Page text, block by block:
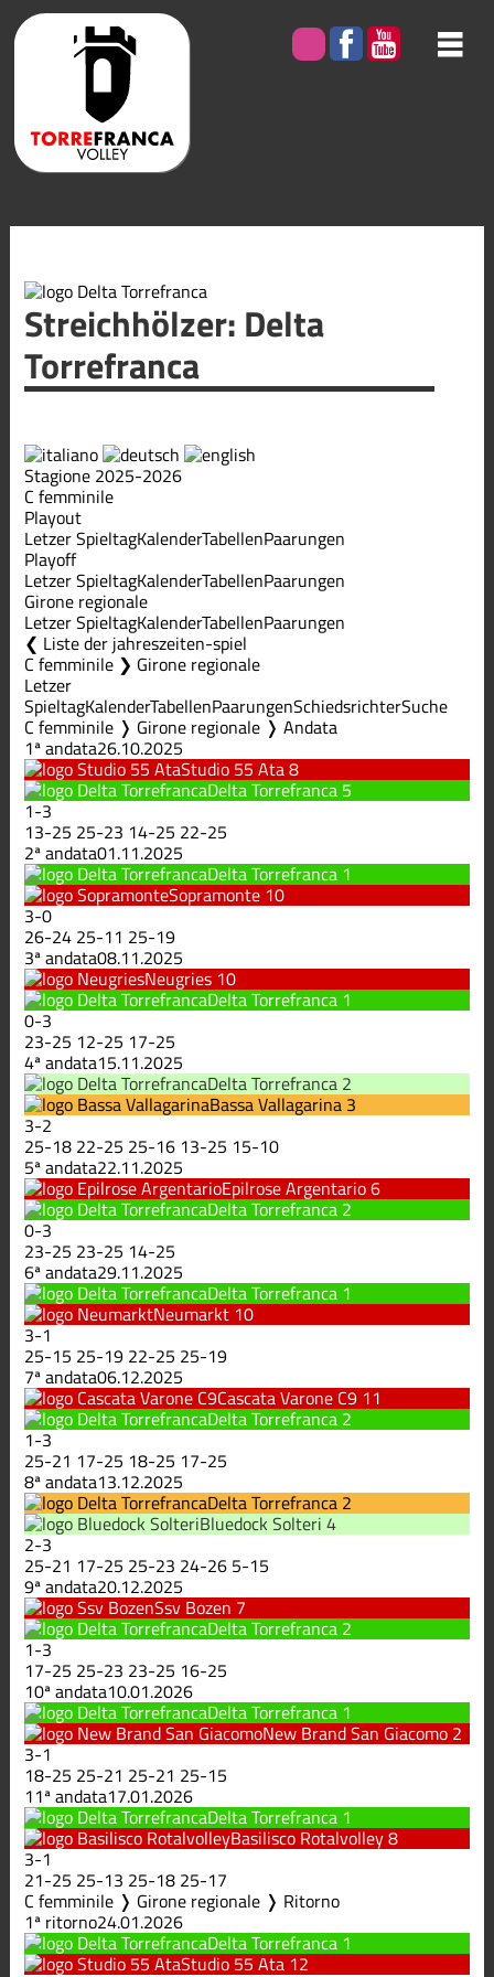
Streichhölzer: Delta
Torrefranca
Stagione 2025-2026
C femminile
Playout
Letzer SpieltagKalenderTabellenPaarungen
Playoff
Letzer SpieltagKalenderTabellenPaarungen
Girone regionale
Letzer SpieltagKalenderTabellenPaarungen
Liste der jahreszeiten-spiel
C femminile ❯ Girone regionale
Letzer
SpieltagKalenderTabellenPaarungenSchiedsrichterSuche
C femminile ❭ Girone regionale ❭ Andata
1ª andata26.10.2025
Studio 55 Ata8
Delta Torrefranca 5
1-3
13-25 25-23 14-25 22-25
2ª andata01.11.2025
Delta Torrefranca 1
Sopramonte 10
3-0
26-24 25-11 25-19
3ª andata08.11.2025
Neugries 10
Delta Torrefranca 1
0-3
23-25 12-25 17-25
4ª andata15.11.2025
Delta Torrefranca 2
Bassa Vallagarina 3
3-2
25-18 22-25 25-16 13-25 15-10
5ª andata22.11.2025
Epilrose Argentario6
Delta Torrefranca 2
0-3
23-25 23-25 14-25
6ª andata29.11.2025
Delta Torrefranca 1
Neumarkt 10
3-1
25-15 25-19 22-25 25-19
7ª andata06.12.2025
Cascata Varone C9 11
Delta Torrefranca 2
1-3
25-21 17-25 18-25 17-25
8ª andata13.12.2025
Delta Torrefranca 2
Bluedock Solteri 4
2-3
25-21 17-25 25-23 24-26 5-15
9ª andata20.12.2025
Ssv Bozen 7
Delta Torrefranca 2
1-3
17-25 25-23 23-25 16-25
10ª andata10.01.2026
Delta Torrefranca 1
New Brand San Giacomo 2
3-1
18-25 25-21 25-21 25-15
11ª andata17.01.2026
Delta Torrefranca 1
Basilisco Rotalvolley8
3-1
21-25 25-13 25-18 25-17
C femminile ❭ Girone regionale ❭ Ritorno
1ª ritorno24.01.2026
Delta Torrefranca 1
Studio 55 Ata 12